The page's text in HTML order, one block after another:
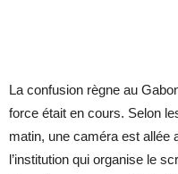
La confusion règne au
force était en cours. Selon
matin, une caméra est allée
l’institution qui organise le